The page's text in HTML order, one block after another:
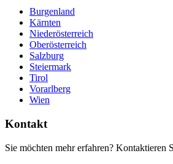
Burgenland
Kärnten
Niederösterreich
Oberösterreich
Salzburg
Steiermark
Tirol
Vorarlberg
Wien
Kontakt
Sie möchten mehr erfahren? Kontaktieren